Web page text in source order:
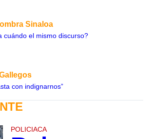
Sinaloa
cuándo el mismo discurso?
con indignarnos”
POLICIACA